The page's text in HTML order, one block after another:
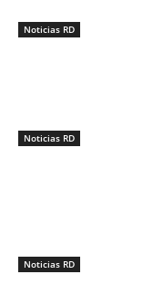
Noticias RD
Noticias RD
Noticias RD